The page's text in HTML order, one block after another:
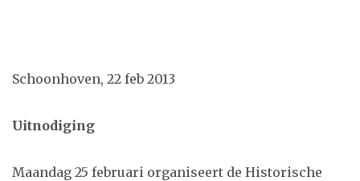
Schoonhoven, 22 feb 2013
Uitnodiging
Maandag 25 februari organiseert de Historische